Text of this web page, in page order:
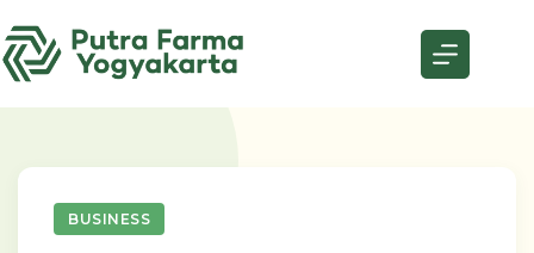
to
content
BUSINESS